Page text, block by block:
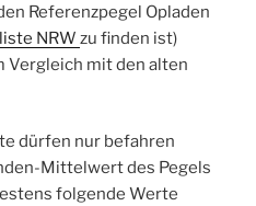
Referenzpegel Opladen
NRW zu finden ist)
Vergleich mit den alten
dürfen nur befahren
Mittelwert des Pegels
folgende Werte